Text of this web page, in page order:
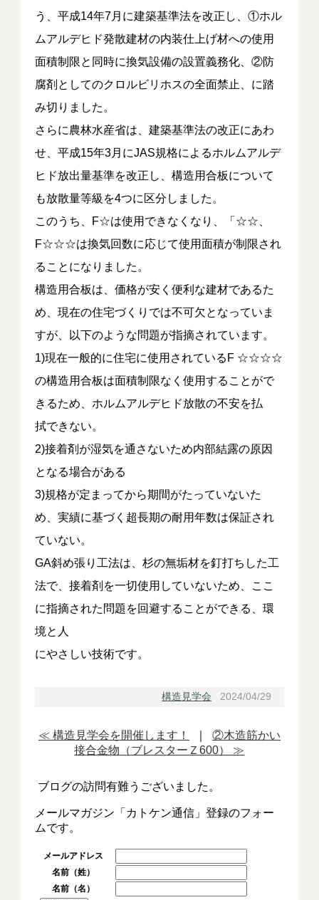
う、平成14年7月に建築基準法を改正し、①ホル
ムアルデヒド発散建材の内装仕上げ材への使用
面積制限と同時に換気設備の設置義務化、②防
腐剤としてのクロルビリホスの全面禁止、に踏
み切りました。
さらに農林水産省は、建築基準法の改正にあわ
せ、平成15年3月にJAS規格によるホルムアルデ
ヒド放出量基準を改正し、構造用合板について
も放散量等級を4つに区分しました。
このうち、F☆は使用できなくなり、「☆☆、
F☆☆☆は換気回数に応じて使用面積が制限され
ることになりました。
構造用合板は、価格が安く便利な建材であるた
め、現在の住宅づくりでは不可欠となっていま
すが、以下のような問題が指摘されています。
1)現在一般的に住宅に使用されているF ☆☆☆☆
の構造用合板は面積制限なく使用することがで
きるため、ホルムアルデヒド放散の不安を払
拭できない。
2)接着剤が湿気を通さないため内部結露の原因
となる場合がある
3)規格が定まってから期間がたっていないた
め、実績に基づく超長期の耐用年数は保証され
ていない。
GA斜め張り工法は、杉の無垢材を釘打ちした工
法で、接着剤を一切使用していないため、ここ
に指摘された問題を回避することができる、環
境と人
にやさしい技術です。
構造見学会 2024/04/29
≪ 構造見学会を開催します！
②木造筋かい
接合金物（ブレスターＺ600） ≫
ブログの訪問有難うございました。
メールマガジン「カトケン通信」登録のフォー
ムです。
メールアドレス
名前（姓）
名前（名）